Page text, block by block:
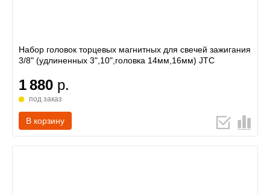
Набор головок торцевых магнитных для свечей зажигания
3/8" (удлиненных 3",10",головка 14мм,16мм) JTC
1 880 р.
под заказ
В корзину